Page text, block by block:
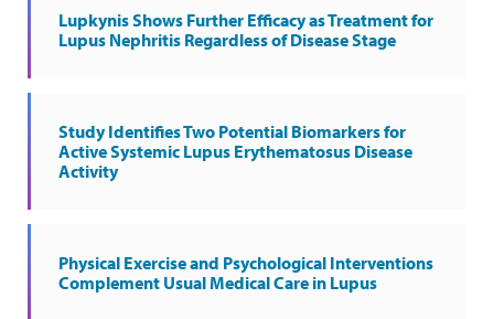
Lupkynis Shows Further Efficacy as Treatment for
Lupus Nephritis Regardless of Disease Stage
Study Identifies Two Potential Biomarkers for
Active Systemic Lupus Erythematosus Disease
Activity
Physical Exercise and Psychological Interventions
Complement Usual Medical Care in Lupus